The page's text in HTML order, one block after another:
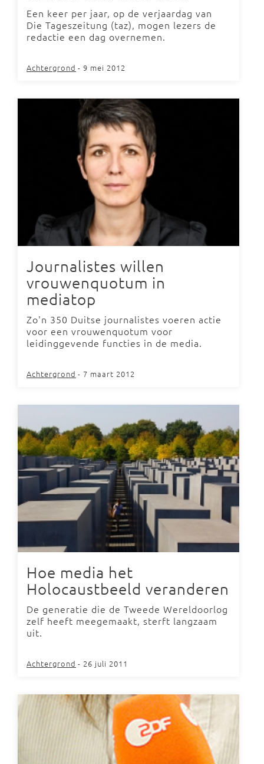
Een keer per jaar, op de verjaardag van
Die Tageszeitung (taz), mogen lezers de
redactie een dag overnemen.
Achtergrond - 9 mei 2012
Journalistes willen
vrouwenquotum in
mediatop
Zo'n 350 Duitse journalistes voeren actie
voor een vrouwenquotum voor
leidinggevende functies in de media.
Achtergrond - 7 maart 2012
Hoe media het
Holocaustbeeld veranderen
De generatie die de Tweede Wereldoorlog
zelf heeft meegemaakt, sterft langzaam
uit.
Achtergrond - 26 juli 2011